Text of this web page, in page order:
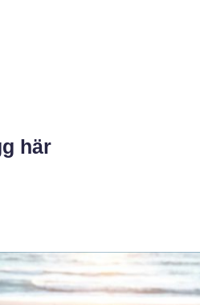
här